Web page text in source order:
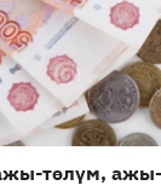
төлүм,